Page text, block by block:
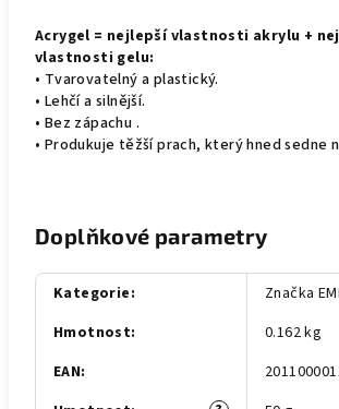
Acrygel = nejlepší vlastnosti akrylu +
vlastnosti gelu:
• Tvarovatelný a plastický.
• Lehčí a silnější.
• Bez zápachu .
• Produkuje těžší prach, který hned sedne
Doplňkové parametry
Kategorie:
Značka EMI
Hmotnost:
0.162 kg
EAN: